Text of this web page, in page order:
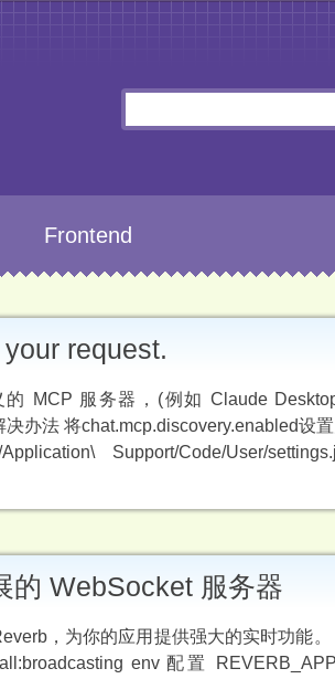
Frontend
request.
MCP 服务器，(例如 Claude
办法 将chat.mcp.discovery.enabled设
Support/Code/User/
的 WebSocket 服务器
，为你的应用提供强大的实时功能
env 配置